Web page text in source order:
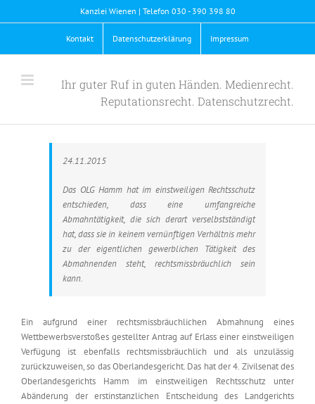
to
Kanzlei Wienen | Telefon 030 - 390 398 80
Kontakt Datenschutzerklärung Impressum
Ihr guter Ruf in guten Händen. Medienrecht.
Reputationsrecht. Datenschutzrecht.
24.11.2015
Das OLG Hamm hat im einstweiligen Rechtsschutz
entschieden, dass eine umfangreiche
Abmahntätigkeit, die sich derart verselbstständigt
hat, dass sie in keinem vernünftigen Verhältnis mehr
zu der eigentlichen gewerblichen Tätigkeit des
Abmahnenden steht, rechtsmissbräuchlich sein
kann.
Ein aufgrund einer rechtsmissbräuchlichen Abmahnung eines
Wettbewerbsverstoßes gestellter Antrag auf Erlass einer einstweiligen
Verfügung ist ebenfalls rechtsmissbräuchlich und als unzulässig
zurückzuweisen, so das Oberlandesgericht. Das hat der 4. Zivilsenat des
Oberlandesgerichts Hamm im einstweiligen Rechtsschutz unter
Abänderung der erstinstanzlichen Entscheidung des Landgerichts